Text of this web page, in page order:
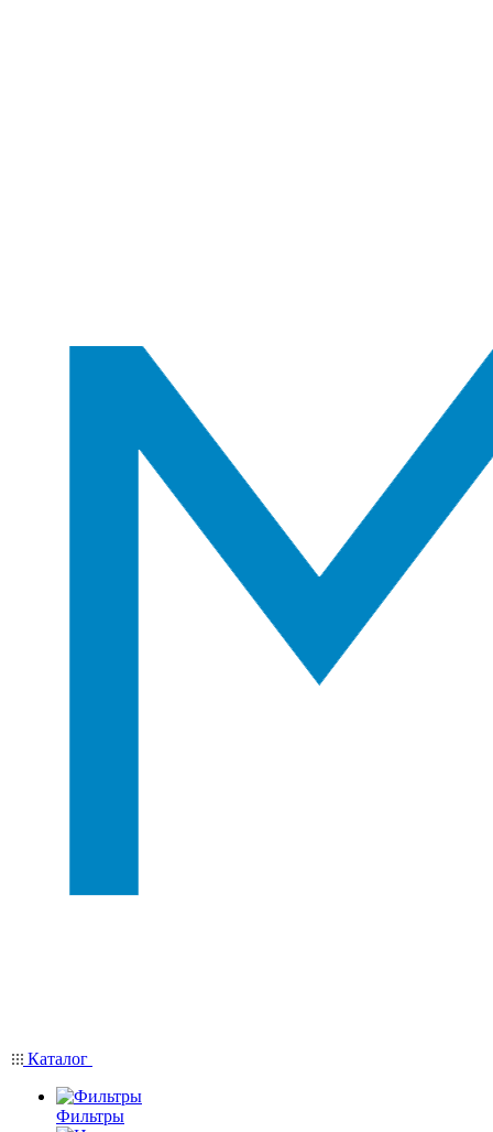
Каталог
Фильтры